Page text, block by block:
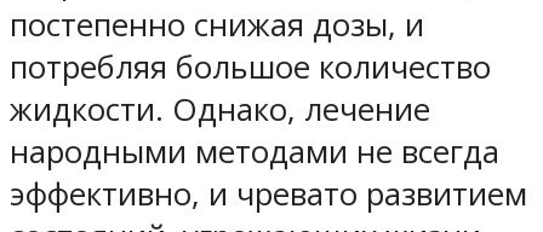
постепенно снижая дозы, и
потребляя большое количество
жидкости. Однако, лечение
народными методами не всегда
эффективно, и чревато развитием